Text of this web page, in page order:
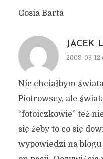
Gosia Barta
JACEK
2009-03-12
Nie chciałbym
Piotrowscy, ale
“fotoiczkowie” też
się żeby to co się
wypowiedzi na blogu